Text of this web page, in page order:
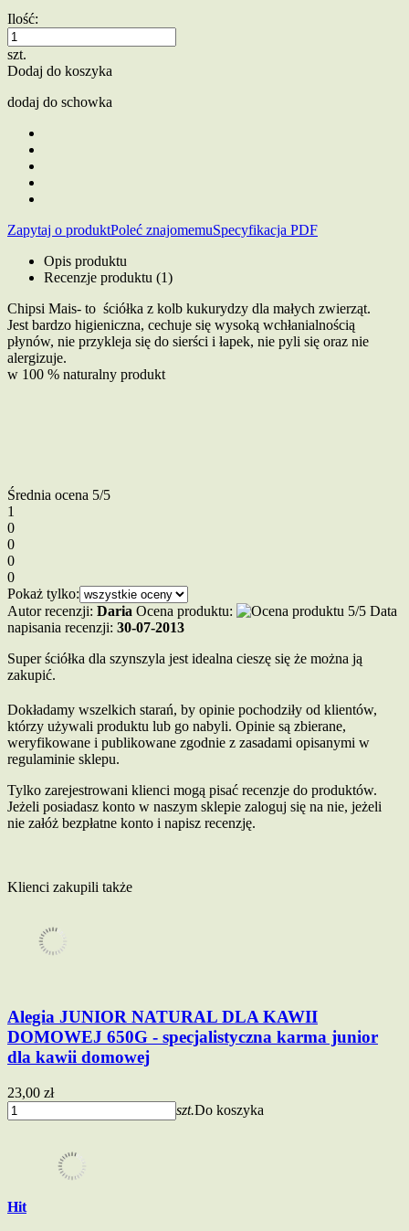
Ilość:
szt.
Dodaj do koszyka
dodaj do schowka
Zapytaj o produktPoleć znajomemuSpecyfikacja PDF
Opis produktu
Recenzje produktu (1)
Chipsi Mais- to ściółka z kolb kukurydzy dla małych zwierząt.
Jest bardzo higieniczna, cechuje się wysoką wchłanialnością
płynów, nie przykleja się do sierści i łapek, nie pyli się oraz nie
alergizuje.
w 100 % naturalny produkt
Średnia ocena 5/5
1
0
0
0
0
Pokaż tylko:
Autor recenzji: Daria Ocena produktu:
Data
napisania recenzji: 30-07-2013
Super ściółka dla szynszyla jest idealna cieszę się że można ją
zakupić.
Dokładamy wszelkich starań, by opinie pochodziły od klientów,
którzy używali produktu lub go nabyli. Opinie są zbierane,
weryfikowane i publikowane zgodnie z zasadami opisanymi w
regulaminie sklepu.
Tylko zarejestrowani klienci mogą pisać recenzje do produktów.
Jeżeli posiadasz konto w naszym sklepie zaloguj się na nie, jeżeli
nie załóż bezpłatne konto i napisz recenzję.
Klienci zakupili także
Alegia JUNIOR NATURAL DLA KAWII
DOMOWEJ 650G - specjalistyczna karma junior
dla kawii domowej
23,00 zł
szt.Do koszyka
Hit